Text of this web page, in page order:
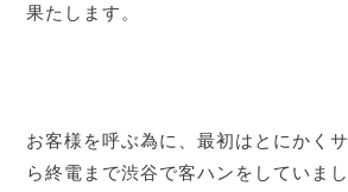
果たします。
お客様を呼ぶ為に、最初はとにかく
ら終電まで渋谷で客ハンをしていま